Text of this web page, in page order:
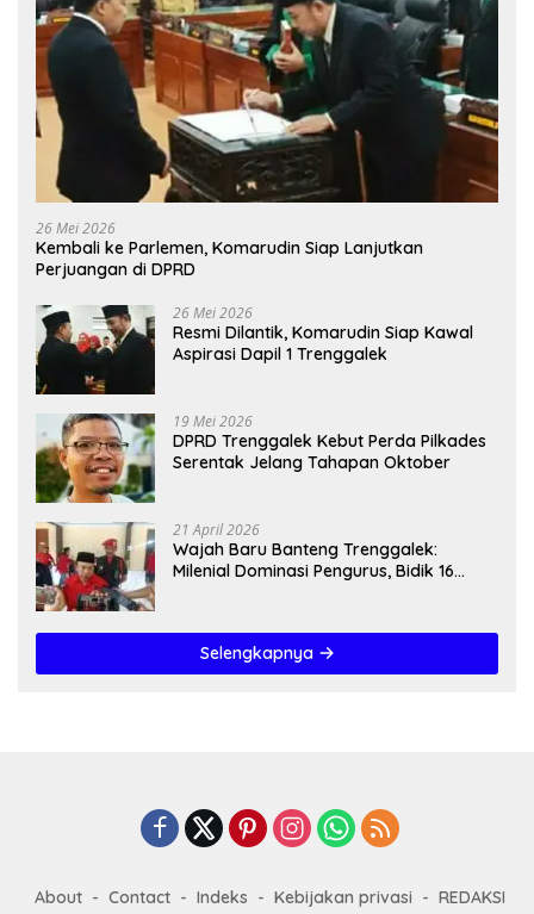
26 Mei 2026
Kembali ke Parlemen, Komarudin Siap Lanjutkan
Perjuangan di DPRD
26 Mei 2026
Resmi Dilantik, Komarudin Siap Kawal
Aspirasi Dapil 1 Trenggalek
19 Mei 2026
DPRD Trenggalek Kebut Perda Pilkades
Serentak Jelang Tahapan Oktober
21 April 2026
Wajah Baru Banteng Trenggalek:
Milenial Dominasi Pengurus, Bidik 16
Selengkapnya
About Contact Indeks Kebijakan privasi REDAKSI